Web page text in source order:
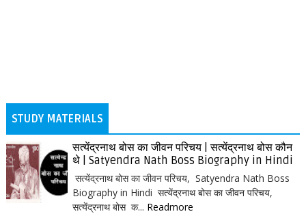
STUDY MATERIALS
सत्येंद्रनाथ बोस का जीवन परिचय | सत्येंद्रनाथ बोस कौन
थे | Satyendra Nath Boss Biography in Hindi
सत्येंद्रनाथ बोस का जीवन परिचय, Satyendra Nath Boss
Biography in Hindi सत्येंद्रनाथ बोस का जीवन परिचय,
सत्येंद्रनाथ बोस क... Readmore